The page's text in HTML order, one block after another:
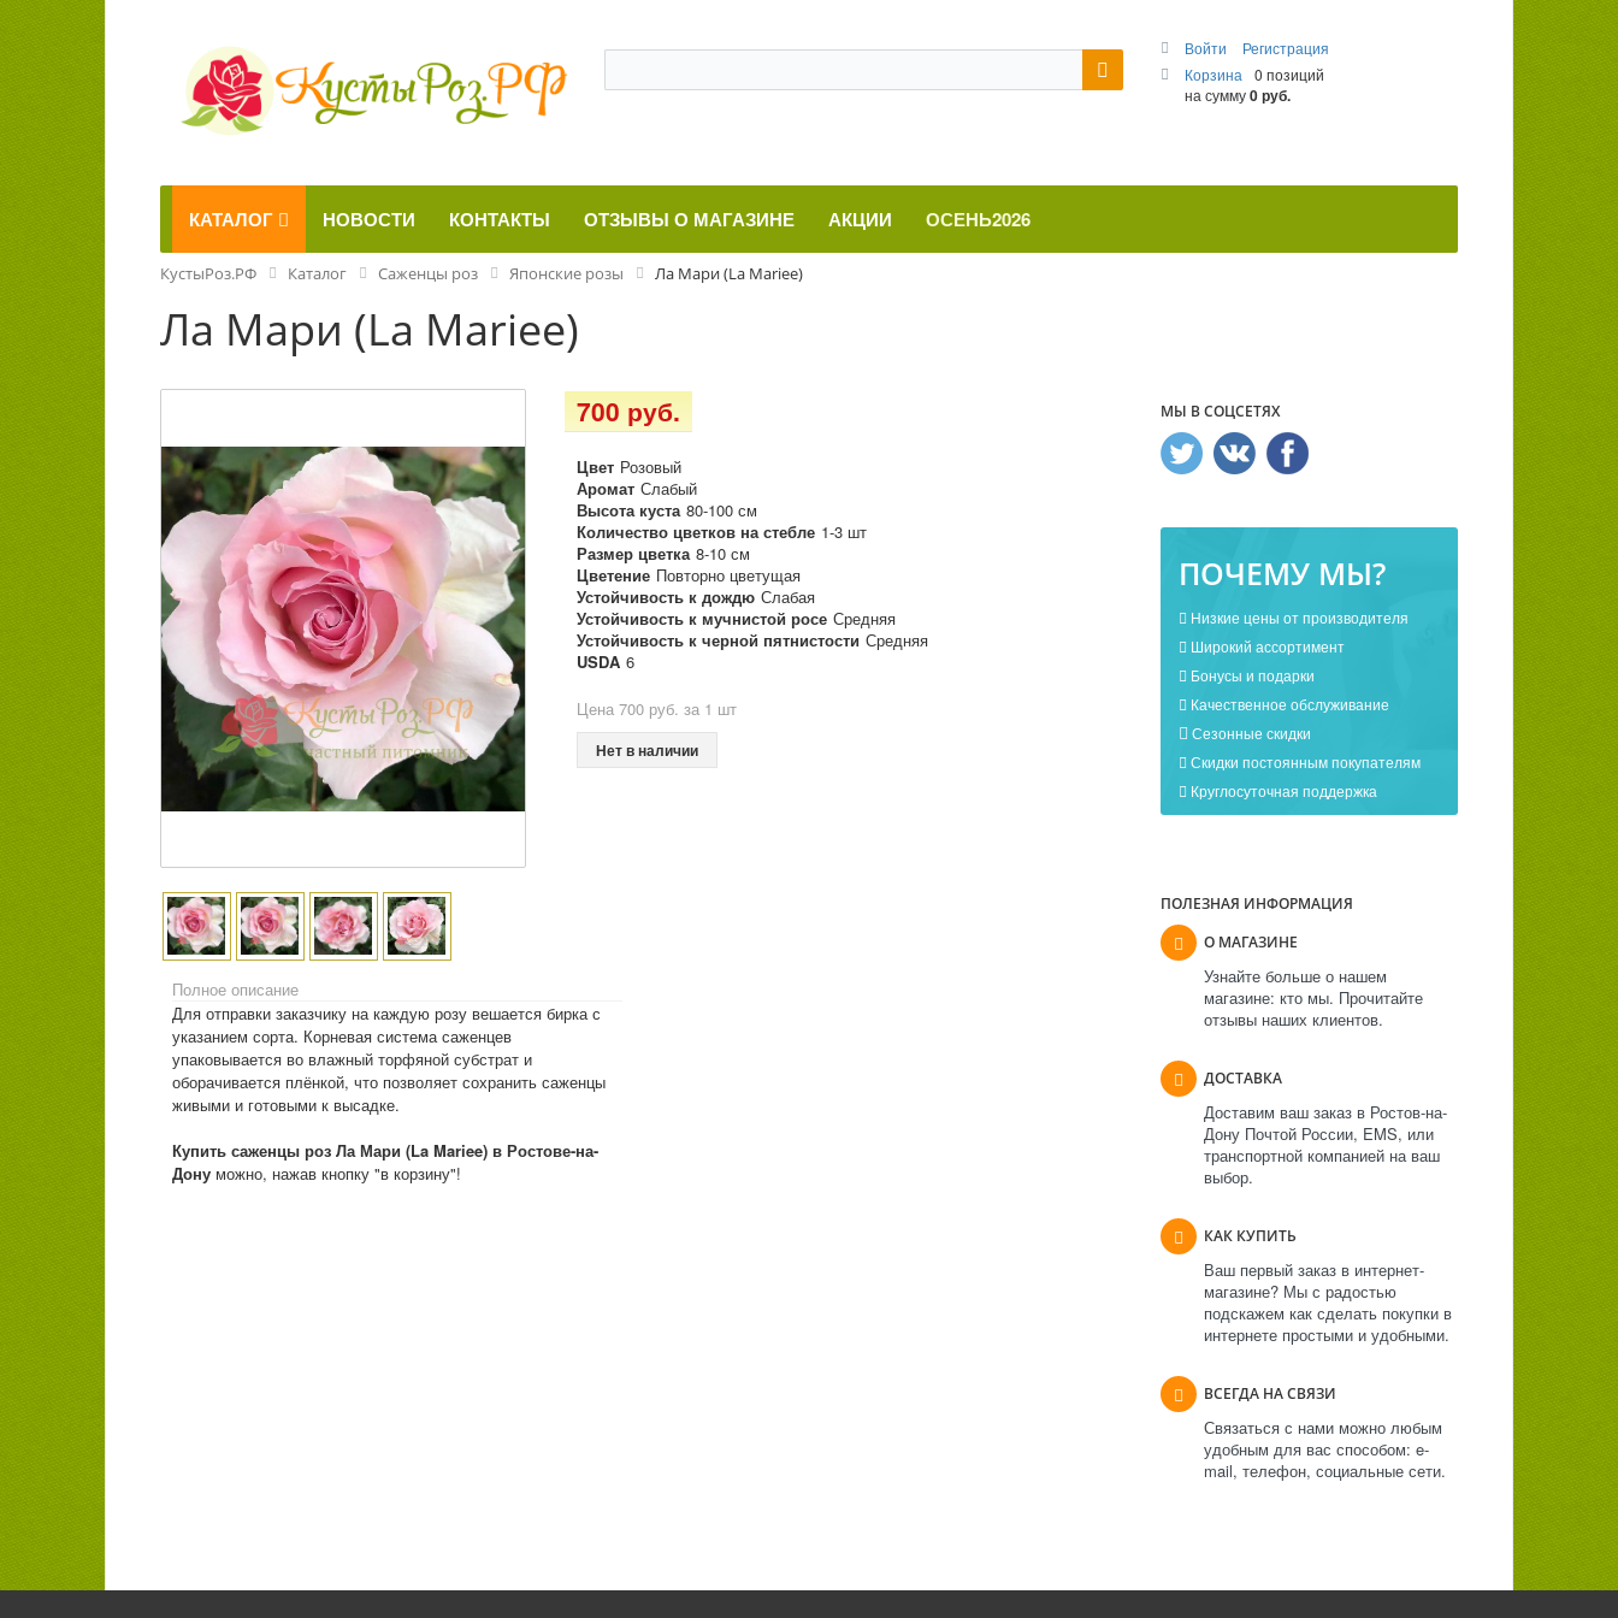
Войти
Регистрация
Корзина
0 позиций
на сумму0 руб.
КАТАЛОГ НОВОСТИ КОНТАКТЫ ОТЗЫВЫ О МАГАЗИНЕ АКЦИИ ОСЕНЬ2026
КустыРоз.РФ Каталог Саженцы роз Японские розы Ла Мари (La Mariee)
Ла Мари (La Mariee)
700 руб.
Цвет Розовый
Аромат Слабый
Высота куста 80-100 см
Количество цветков на стебле 1-3 шт
Размер цветка 8-10 см
Цветение Повторно цветущая
Устойчивость к дождю Слабая
Устойчивость к мучнистой росе Средняя
Устойчивость к черной пятнистости Средняя
USDA 6
Цена 700 руб. за 1 шт
Нет в наличии
Полное описание
Для отправки заказчику на каждую розу вешается бирка с
указанием сорта. Корневая система саженцев
упаковывается во влажный торфяной субстрат и
оборачивается плёнкой, что позволяет сохранить саженцы
живыми и готовыми к высадке.
Купить саженцы роз Ла Мари (La Mariee) в Ростове-на-
Дону можно, нажав кнопку "в корзину"!
МЫ В СОЦСЕТЯХ
ПОЧЕМУ МЫ?
Низкие цены от производителя
Широкий ассортимент
Бонусы и подарки
Качественное обслуживание
Сезонные скидки
Скидки постоянным покупателям
Круглосуточная поддержка
ПОЛЕЗНАЯ ИНФОРМАЦИЯ
О МАГАЗИНЕ
Узнайте больше о нашем
магазине: кто мы. Прочитайте
отзывы наших клиентов.
ДОСТАВКА
Доставим ваш заказ в Ростов-на-
Дону Почтой России, EMS, или
транспортной компанией на ваш
выбор.
КАК КУПИТЬ
Ваш первый заказ в интернет-
магазине? Мы с радостью
подскажем как сделать покупки в
интернете простыми и удобными.
ВСЕГДА НА СВЯЗИ
Связаться с нами можно любым
удобным для вас способом: e-
mail, телефон, социальные сети.